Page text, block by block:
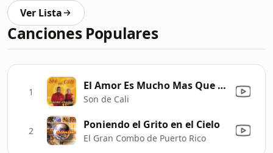
Ver Lista
Canciones Populares
1 El Amor Es Mucho Mas Que Eso
Son de Cali
2 Poniendo el Grito en el Cielo
El Gran Combo de Puerto Rico